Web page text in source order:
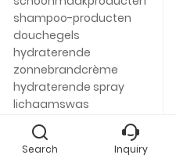
shampoo-producten
douchegels
hydraterende
zonnebrandcrème
hydraterende spray
lichaamswas
bad douche melk
Rozencrème Badmelk
fytoshampoo
Search Inquiry